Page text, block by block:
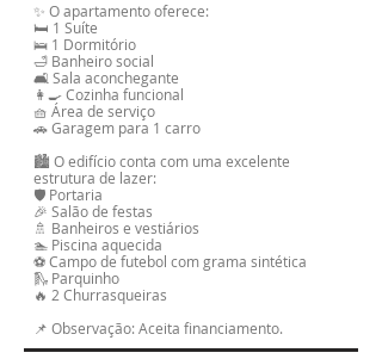
✨ O apartamento oferece:
🛏️ 1 Suíte
🛌 1 Dormitório
🛁 Banheiro social
🛋️ Sala aconchegante
👩‍🍳 Cozinha funcional
🧺 Área de serviço
🚗 Garagem para 1 carro
🏙️ O edifício conta com uma excelente
estrutura de lazer:
🛡️ Portaria
🎉 Salão de festas
🚿 Banheiros e vestiários
🏊 Piscina aquecida
⚽ Campo de futebol com grama sintética
🛝 Parquinho
🔥 2 Churrasqueiras
📌 Observação: Aceita financiamento.